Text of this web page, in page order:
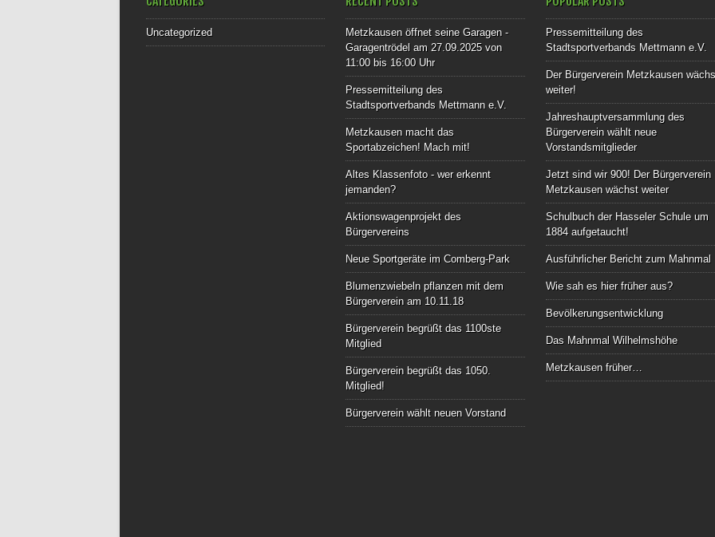
Uncategorized
Metzkausen öffnet seine Garagen -
Garagentrödel am 27.09.2025 von
11:00 bis 16:00 Uhr
Pressemitteilung des
Stadtsportverbands Mettmann e.V.
Metzkausen macht das
Sportabzeichen! Mach mit!
Altes Klassenfoto - wer erkennt
jemanden?
Aktionswagenprojekt des
Bürgervereins
Neue Sportgeräte im Comberg-Park
Blumenzwiebeln pflanzen mit dem
Bürgerverein am 10.11.18
Bürgerverein begrüßt das 1100ste
Mitglied
Bürgerverein begrüßt das 1050.
Mitglied!
Bürgerverein wählt neuen Vorstand
Pressemitteilung des
Stadtsportverbands Mettmann e.V.
Der Bürgerverein Metzkausen
weiter!
Jahreshauptversammlung des
Bürgerverein wählt neue
Vorstandsmitglieder
Jetzt sind wir 900! Der Bürgerverein
Metzkausen wächst weiter
Schulbuch der Hasseler Schule um
1884 aufgetaucht!
Ausführlicher Bericht zum Mahnmal
Wie sah es hier früher aus?
Bevölkerungsentwicklung
Das Mahnmal Wilhelmshöhe
Metzkausen früher…